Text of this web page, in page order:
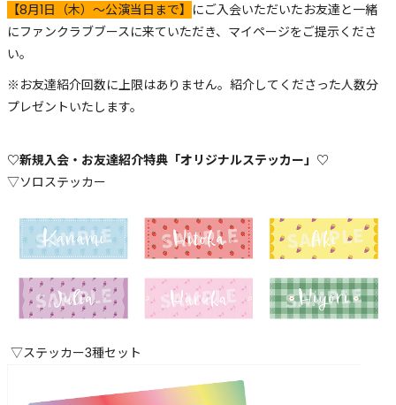
【8月1日（木）～公演当日まで】 にご入会いただいたお友達と一緒
にファンクラブブースに来ていただき、マイページをご提示くださ
い。
※お友達紹介回数に上限はありません。紹介してくださった人数分
プレゼントいたします。
♡新規入会・お友達紹介特典「オリジナルステッカー」♡
▽ソロステッカー
▽ステッカー3種セット